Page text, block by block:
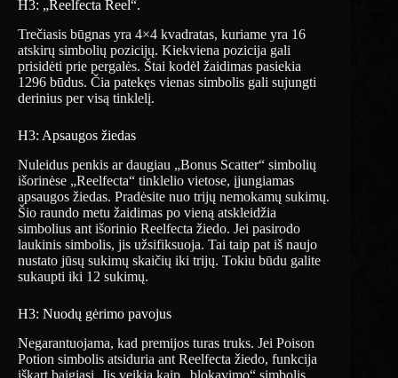
H3: „Reelfecta Reel“.
Trečiasis būgnas yra 4×4 kvadratas, kuriame yra 16
atskirų simbolių pozicijų. Kiekviena pozicija gali
prisidėti prie pergalės. Štai kodėl žaidimas pasiekia
1296 būdus. Čia patekęs vienas simbolis gali sujungti
derinius per visą tinklelį.
H3: Apsaugos žiedas
Nuleidus penkis ar daugiau „Bonus Scatter“ simbolių
išorinėse „Reelfecta“ tinklelio vietose, įjungiamas
apsaugos žiedas. Pradėsite nuo trijų nemokamų sukimų.
Šio raundo metu žaidimas po vieną atskleidžia
simbolius ant išorinio Reelfecta žiedo. Jei pasirodo
laukinis simbolis, jis užsifiksuoja. Tai taip pat iš naujo
nustato jūsų sukimų skaičių iki trijų. Tokiu būdu galite
sukaupti iki 12 sukimų.
H3: Nuodų gėrimo pavojus
Negarantuojama, kad premijos turas truks. Jei Poison
Potion simbolis atsiduria ant Reelfecta žiedo, funkcija
iškart baigiasi. Jis veikia kaip „blokavimo“ simbolis,